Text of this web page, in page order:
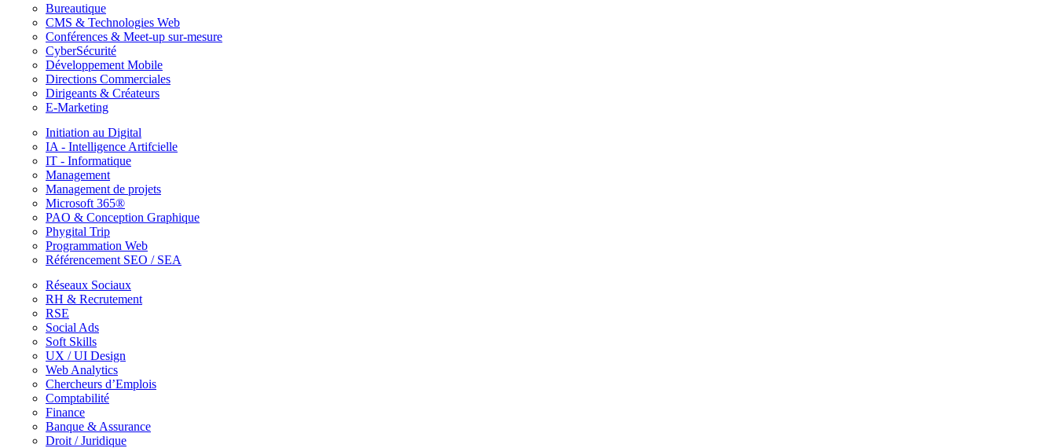
Bureautique
CMS & Technologies Web
Conférences & Meet-up sur-mesure
CyberSécurité
Développement Mobile
Directions Commerciales
Dirigeants & Créateurs
E-Marketing
Initiation au Digital
IA - Intelligence Artifcielle
IT - Informatique
Management
Management de projets
Microsoft 365®
PAO & Conception Graphique
Phygital Trip
Programmation Web
Référencement SEO / SEA
Réseaux Sociaux
RH & Recrutement
RSE
Social Ads
Soft Skills
UX / UI Design
Web Analytics
Chercheurs d’Emplois
Comptabilité
Finance
Banque & Assurance
Droit / Juridique